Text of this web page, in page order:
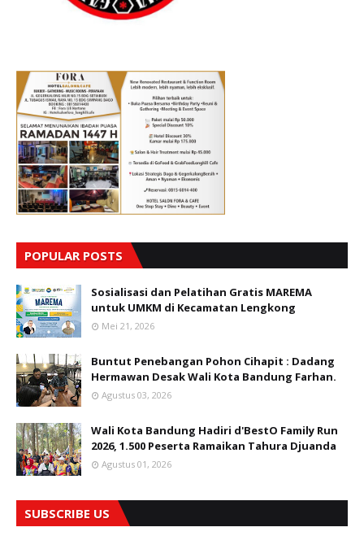
POPULAR POSTS
Sosialisasi dan Pelatihan Gratis MAREMA
untuk UMKM di Kecamatan Lengkong
Mei 21, 2026
Buntut Penebangan Pohon Cihapit : Dadang
Hermawan Desak Wali Kota Bandung Farhan.
Agustus 03, 2026
Wali Kota Bandung Hadiri d'BestO Family Run
2026, 1.500 Peserta Ramaikan Tahura Djuanda
Agustus 01, 2026
SUBSCRIBE US